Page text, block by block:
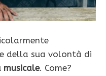
della sua volontà di
. Come?